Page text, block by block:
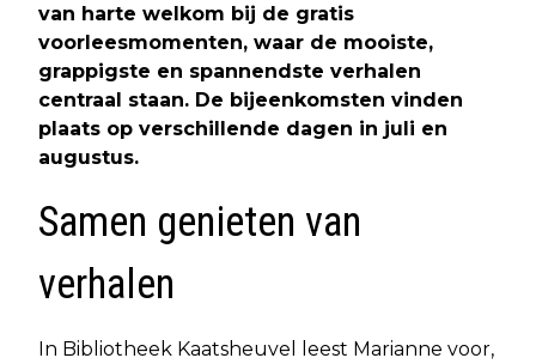
van harte welkom bij de gratis
voorleesmomenten, waar de mooiste,
grappigste en spannendste verhalen
centraal staan. De bijeenkomsten vinden
plaats op verschillende dagen in juli en
augustus.
Samen genieten van
verhalen
In Bibliotheek Kaatsheuvel leest Marianne voor,